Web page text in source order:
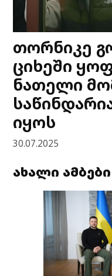
თორნიკე
ციხეში
ნათელი
იყოს
30.07.2025
ახალი ამბები